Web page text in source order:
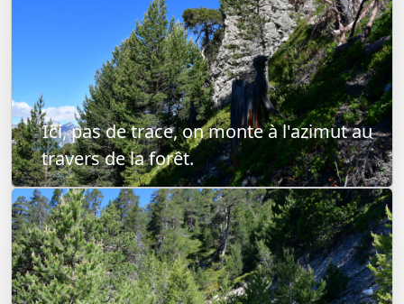
Ici, pas de trace, on monte à l'azimut au
travers de la forêt.